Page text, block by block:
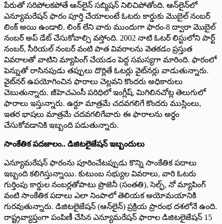
పేరుతో సరిపోలకపోతే ఆన్‌లైన్ సబ్మిషన్ నిలిచిపోతోంది. ఆన్‌లైన్‌లో
ఎన్యూమరేషన్ ఫారం పూర్తి చేయాలంటే ఓటరు కార్డుకు మొబైల్ నంబర్
లింక్ అయి ఉండాలి. లింక్ లేని వారు ముందుగా ఫారం-8 ద్వారా మొబైల్
నంబర్ అప్ డేట్ చేసుకోవాల్సి వస్తోంది. 2002 నాటి ఓటర్ లిస్టులోని పార్ట్
నంబర్, సీరియల్ నంబర్ వంటి పాత వివరాలను వెతకడం ప్రస్తుత
వివరాలతో వాటిని మ్యాపింగ్ చేయడం పెద్ద సమస్యగా మారింది. ఫారంలో
పెన్నుతో రాసినపుడు తప్పులు దొర్లితే ఓటర్లు వైట్‌నర్లు వాడుతున్నారు.
వైట్‌నర్ ఉపయోగించిన ఫారాలు చెల్లవని కొందరు అధికారులు
చెబుతున్నారు. జీహెచఎంసీ పరిధిలో ఇంగ్లీష్, మిగిలినచోట్ల తెలుగులో
ఫారాలు ఇస్తున్నారు. ఉర్దూ మాత్రమే చదవగలిగే కొందరు ముస్లింలు,
ఇతర భాషలు మాత్రమే చదవగలిగేవారు ఈ ఫారాలను అర్థం
చేసుకోవడానికి ఇబ్బంది పడుతున్నారు.
సాంకేతిక పదజాలం.. డిజిటలైజేషన్ ఇబ్బందులు
ఎన్యూమరేషన్ ఫారంను పూరించేటప్పుడు కొన్ని సాంకేతిక పదాలు
ఇబ్బంది కలిగిస్తున్నాయి. కుటుంబ సభ్యుల వివరాలు, వారి ఓటరు
గుర్తింపు కార్డుల నంబర్లతోపాటు ప్రొజెనీ (సంతతి), సెల్ఫ్, నో మ్యాపింగ్
వంటి సాంకేతిక పదాలు ఎలా నింపాలో తెలియక అయోమయానికి
గురవుతున్నారు. డిజిటలైజేషన్ (ఆన్‌లైన్) ప్రక్రియ ప్రారంభ దశలోనే ఉంది.
రాష్ట్రవ్యాప్తంగా పంపిణీ చేసిన ఎన్యూమరేషన్ ఫారాల డిజిటలైజేషన్ 15